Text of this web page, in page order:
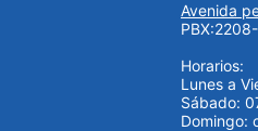
Avenida
Horarios:
Lunes a
Sábado:
Domingo: